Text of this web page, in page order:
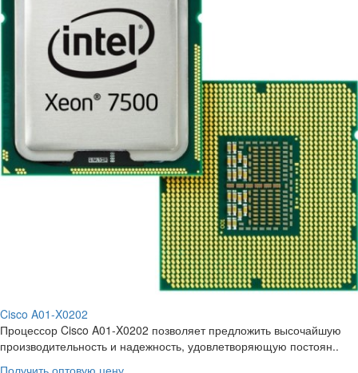
Cisco A01-X0202
Процессор Cisco A01-X0202 позволяет предложить высочайшую
производительность и надежность, удовлетворяющую постоян..